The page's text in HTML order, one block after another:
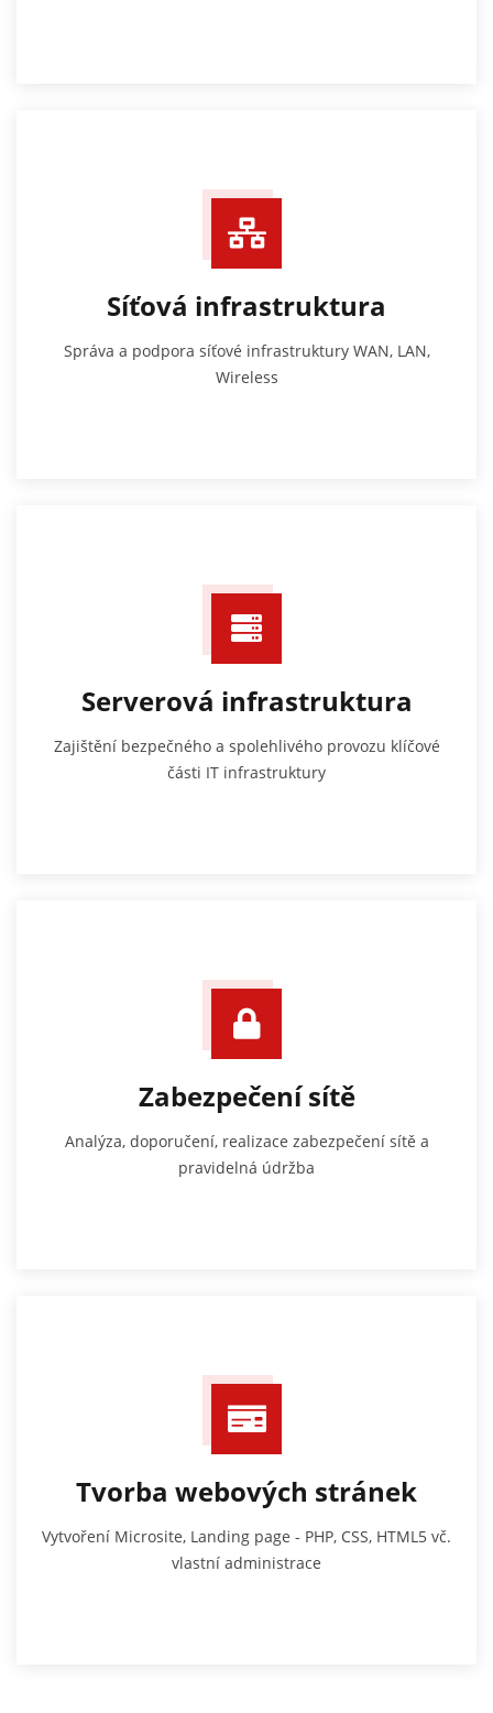
Síťová infrastruktura
Správa a podpora síťové infrastruktury WAN, LAN,
Wireless
Serverová infrastruktura
Zajištění bezpečného a spolehlivého provozu klíčové
části IT infrastruktury
Zabezpečení sítě
Analýza, doporučení, realizace zabezpečení sítě a
pravidelná údržba
Tvorba webových stránek
Vytvoření Microsite, Landing page - PHP, CSS, HTML5 vč.
vlastní administrace